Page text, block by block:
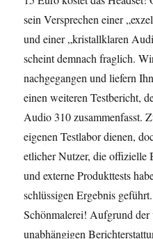
sein Versprechen einer
und einer „kristallklaren
scheint demnach fraglich.
nachgegangen und liefern
einen weiteren Testbericht,
Audio 310 zusammenfasst.
eigenen Testlabor dienen,
etlicher Nutzer, die offizielle
und externe Produkttests
schlüssigen Ergebnis
Schönmalerei! Aufgrund
unabhängigen